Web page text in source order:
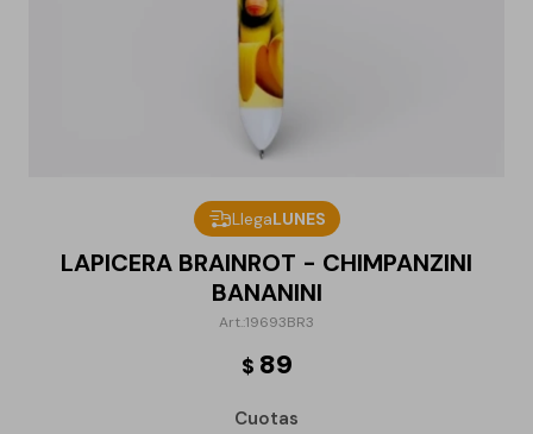
LlegaLUNES
LAPICERA BRAINROT - CHIMPANZINI
BANANINI
19693BR3
$ 89
Cuotas